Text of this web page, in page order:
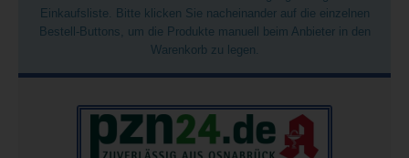
Einkaufsliste. Bitte klicken Sie nacheinander auf die einzelnen
Bestell-Buttons, um die Produkte manuell beim Anbieter in den
Warenkorb zu legen.